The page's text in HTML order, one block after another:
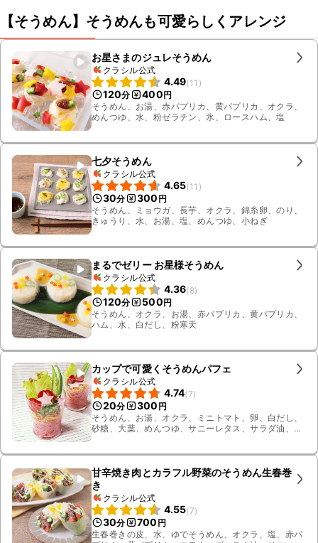
【そうめん】そうめんも可愛らしくアレンジ
お星さまのジュレそうめん
クラシル公式
4.49(11 )
120分 400円
そうめん、お湯、赤パプリカ、黄パプリカ、オクラ、
めんつゆ、水、粉ゼラチン、氷、ロースハム、塩
七夕そうめん
クラシル公式
4.65(11 )
30分 300 円
そうめん、ミョウガ、長芋、オクラ、錦糸卵、のり、
きゅうり、水、お湯、塩、めんつゆ、小ねぎ
まるでゼリー お星様そうめん
クラシル公式
4.36(8)
120分 500円
そうめん、オクラ、お湯、赤パプリカ、黄パプリカ、
ハム、水、白だし、粉寒天
カップで可愛くそうめんパフェ
クラシル公式
4.74(7)
20分 300 円
そうめん、お湯、オクラ、ミニトマト、卵、白だし、
砂糖、大葉、めんつゆ、サニーレタス、サラダ油、
甘辛焼き肉とカラフル野菜のそうめん生春巻
き
クラシル公式
4.55(7)
30分 700 円
生春巻きの皮、水、ゆでそうめん、オクラ、塩、赤パ